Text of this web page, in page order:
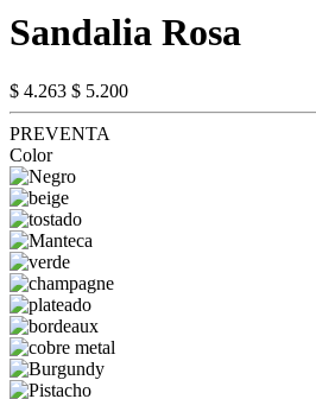
Sandalia Rosa
$ 4.263 $ 5.200
PREVENTA
Color